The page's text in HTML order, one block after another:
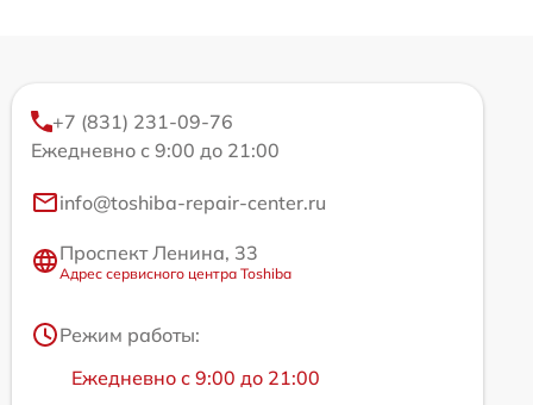
+7 (831) 231-09-76
Ежедневно с 9:00 до 21:00
info@toshiba-repair-center.ru
Проспект Ленина, 33
Адрес сервисного центра Toshiba
Режим работы:
Ежедневно с 9:00 до 21:00